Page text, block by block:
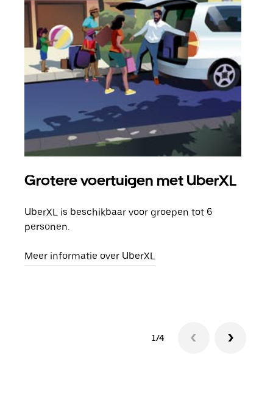
Grotere voertuigen met UberXL
UberXL is beschikbaar voor groepen tot 6
personen.
Meer informatie over UberXL
1/4